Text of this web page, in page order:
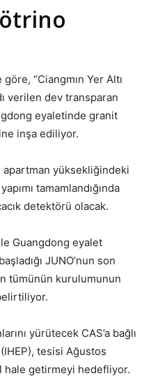
“Ciangmın Yer Altı
verilen dev transparan
eyaletinde granit
inşa ediliyor.
apartman yüksekliğindeki
tamamlandığında
detektörü olacak.
Guangdong eyalet
JUNO’nun son
tümünün kurulumunun
yürütecek CAS’a bağlı
tesisi Ağustos
hale getirmeyi hedefliyor.